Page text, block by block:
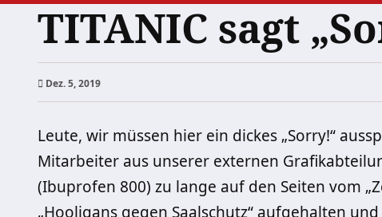
TITANIC sagt
Dez. 5, 2019
Leute, wir müssen hier ein dickes „Sorry!“
Mitarbeiter aus unserer externen
(Ibuprofen 800) zu lange auf den Seiten vom
„Hooligans gegen Saalschutz“ aufgehalten